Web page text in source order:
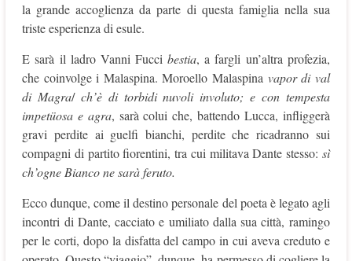
la grande accoglienza da parte di questa famiglia nella sua
triste esperienza di esule.
E sarà il ladro Vanni Fuccibestia, a fargli un’altra profezia,
che coinvolge i Malaspina. Moroello Malaspina vapor di val
di Magra/ ch’è di torbidi nuvoli involuto; e con tempesta
impetüosa e agra, sarà colui che, battendo Lucca, infliggerà
gravi perdite ai guelfi bianchi, perdite che ricadranno sui
compagni di partito fiorentini, tra cui militava Dante stesso: sì
ch’ogne Bianco ne sarà feruto.
Ecco dunque, come il destino personale del poeta è legato agli
incontri di Dante, cacciato e umiliato dalla sua città, ramingo
per le corti, dopo la disfatta del campo in cui aveva creduto e